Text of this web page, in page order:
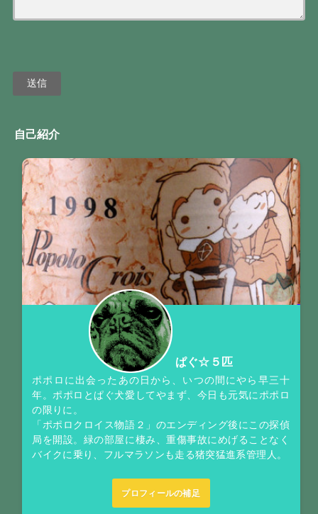
自己紹介
ぱぐ☆５匹
ポポロに出会ったあの日から、いつの間にやら早三十
年。ポポロとぱぐ犬愛してやまず、今日も元気にポポロ
の限りに。
「ポポロクロイス物語２」のエンディング後にこの探偵
局を開設。緑の部屋に棲み、重傷事故にめげることなく
バイクに乗り、フルマラソンも走る猪突猛進系管理人。
プロフィールの補足